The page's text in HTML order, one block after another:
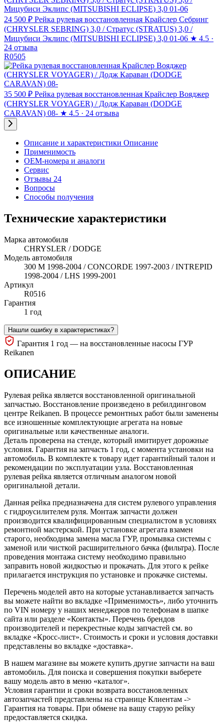
24 500 ₽ Рейка рулевая восстановленная Крайслер Себринг
(CHRYSLER SEBRING) 3,0 / Стратус (STRATUS) 3,0 /
Мицубиси Эклипс (MITSUBISHI ECLIPSE) 3,0 01-06 ★ 4.5 ·
24 отзыва
R0505
35 500 ₽ Рейка рулевая восстановленная Крайслер Вояджер
(CHRYSLER VOYAGER) / Додж Караван (DODGE
CARAVAN) 08- ★ 4.5 · 24 отзыва
Описание и характеристики Описание
Применимость
OEM-номера и аналоги
Сервис
Отзывы 24
Вопросы
Способы получения
Технические характеристики
Марка автомобиля
CHRYSLER / DODGE
Модель автомобиля
300 M 1998-2004 / CONCORDE 1997-2003 / INTREPID
1998-2004 / LHS 1999-2001
Артикул
R0516
Гарантия
1 год
Нашли ошибку в характеристиках?
Гарантия 1 год — на восстановленные насосы ГУР
Reikanen
ОПИСАНИЕ
Рулевая рейка является восстановленной оригинальной
запчастью. Восстановление произведено в ребилдинговом
центре Reikanen. В процессе ремонтных работ были заменены
все изношенные комплектующие агрегата на новые
оригинальные или качественные аналоги.
Деталь проверена на стенде, который имитирует дорожные
условия. Гарантия на запчасть 1 год, с момента установки на
автомобиль. В комплекте к товару идет гарантийный талон и
рекомендации по эксплуатации узла. Восстановленная
рулевая рейка является отличным аналогом новой
оригинальной детали.
Данная рейка предназначена для систем рулевого управления
с гидроусилителем руля. Монтаж запчасти должен
производится квалифицированным специалистом в условиях
ремонтной мастерской. При установке агрегата взамен
старого, необходима замена масла ГУР, промывка системы с
заменой или чисткой расширительного бачка (фильтра). После
проведения монтажа систему необходимо правильно
заправить новой жидкостью и прокачать. Для этого к рейке
прилагается инструкция по установке и прокачке системы.
Перечень моделей авто на которые устанавливается запчасть
вы можете найти во вкладке «Применимость», либо уточнить
по VIN номеру у наших менеджеров по телефонам в шапке
сайта или разделе «Контакты». Перечень брендов
производителей и перекрестные коды запчастей см. во
вкладке «Кросс-лист». Стоимость и сроки и условия доставки
представлены во вкладке «доставка».
В нашем магазине вы можете купить другие запчасти на ваш
автомобиль. Для поиска и совершения покупки выберете
вашу модель авто в меню «каталог».
Условия гарантии и сроки возврата восстановленных
автозапчастей представлены на странице Клиентам ->
Гарантия на товары. При обмене на вашу старую рейку
предоставляется скидка.